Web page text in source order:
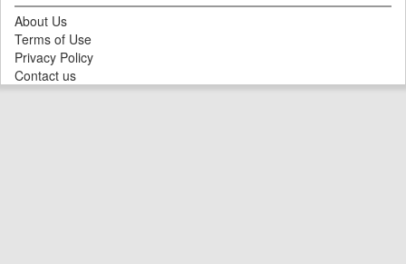
About Us
Terms of Use
Privacy Policy
Contact us